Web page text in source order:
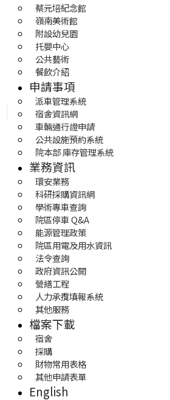
蔡元培紀念館
嶺南美術館
附設幼兒園
托嬰中心
公共藝術
餐飲介紹
申請事項
派車管理系統
宿舍資訊網
車輛通行證申請
公共設施預約系統
院本部 庫存管理系統
業務資訊
環安業務
科研採購資訊網
學術專車查詢
院區停車 Q&A
能源管理政策
院區用電及用水資訊
法令查詢
政府資訊公開
營繕工程
人力承攬填報系統
其他服務
檔案下載
宿舍
採購
財物常用表格
其他申請表單
English